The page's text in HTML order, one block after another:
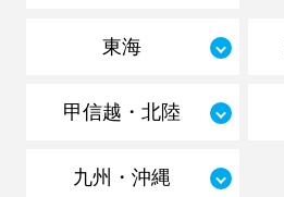
東海
甲信越・北陸
九州・沖縄